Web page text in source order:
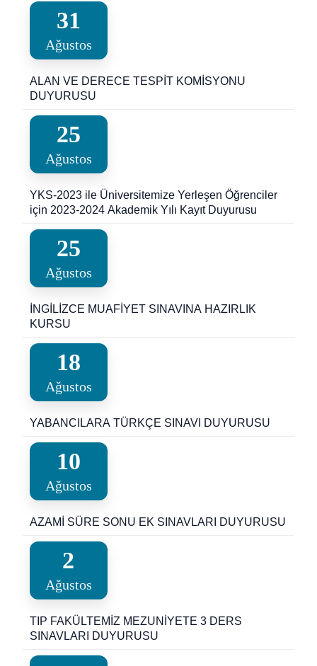
31
Ağustos
ALAN VE DERECE TESPİT KOMİSYONU
DUYURUSU
25
Ağustos
YKS-2023 ile Üniversitemize Yerleşen Öğrenciler
için 2023-2024 Akademik Yılı Kayıt Duyurusu
25
Ağustos
İNGİLİZCE MUAFİYET SINAVINA HAZIRLIK
KURSU
18
Ağustos
YABANCILARA TÜRKÇE SINAVI DUYURUSU
10
Ağustos
AZAMİ SÜRE SONU EK SINAVLARI DUYURUSU
2
Ağustos
TIP FAKÜLTEMİZ MEZUNİYETE 3 DERS
SINAVLARI DUYURUSU